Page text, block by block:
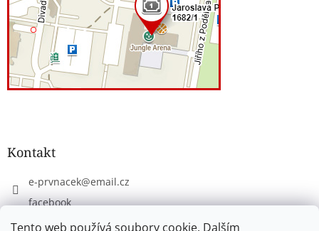
Tento web používá soubory cookie. Dalším
Kontakt
e-prvnacek@email.cz
facebook
eprvnacek